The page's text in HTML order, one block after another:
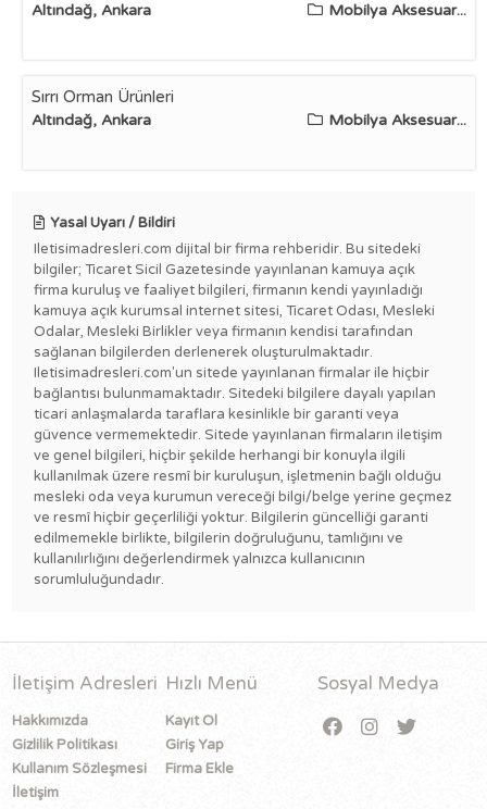
Altındağ, Ankara Mobilya Aksesuar...
Sırrı Orman Ürünleri
Altındağ, Ankara Mobilya Aksesuar...
Yasal Uyarı / Bildiri
Iletisimadresleri.com dijital bir firma rehberidir. Bu sitedeki
bilgiler; Ticaret Sicil Gazetesinde yayınlanan kamuya açık
firma kuruluş ve faaliyet bilgileri, firmanın kendi yayınladığı
kamuya açık kurumsal internet sitesi, Ticaret Odası, Mesleki
Odalar, Mesleki Birlikler veya firmanın kendisi tarafından
sağlanan bilgilerden derlenerek oluşturulmaktadır.
Iletisimadresleri.com'un sitede yayınlanan firmalar ile hiçbir
bağlantısı bulunmamaktadır. Sitedeki bilgilere dayalı yapılan
ticari anlaşmalarda taraflara kesinlikle bir garanti veya
güvence vermemektedir. Sitede yayınlanan firmaların iletişim
ve genel bilgileri, hiçbir şekilde herhangi bir konuyla ilgili
kullanılmak üzere resmî bir kuruluşun, işletmenin bağlı olduğu
mesleki oda veya kurumun vereceği bilgi/belge yerine geçmez
ve resmî hiçbir geçerliliği yoktur. Bilgilerin güncelliği garanti
edilmemekle birlikte, bilgilerin doğruluğunu, tamlığını ve
kullanılırlığını değerlendirmek yalnızca kullanıcının
sorumluluğundadır.
İletişim Adresleri
Hakkımızda
Gizlilik Politikası
Kullanım Sözleşmesi
İletişim
Hızlı Menü
Kayıt Ol
Giriş Yap
Firma Ekle
Sosyal Medya